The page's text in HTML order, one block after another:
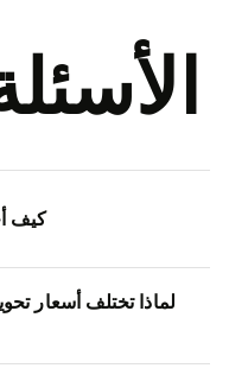
كيف
لماذا تختلف أسعار